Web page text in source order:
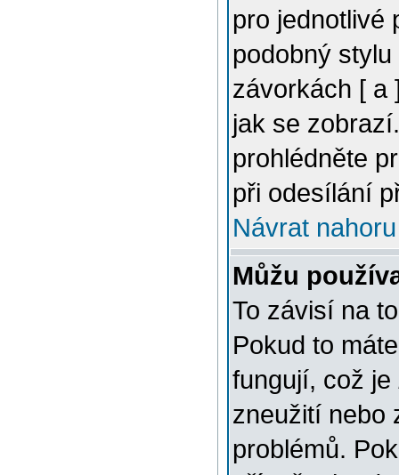
pro jednotlivé
podobný
závorkách [ a
jak se
prohlédněte
při odesílání
Návrat nahoru
Můžu
To závisí na
Pokud to
fungují, což je
zneužití nebo
problémů.